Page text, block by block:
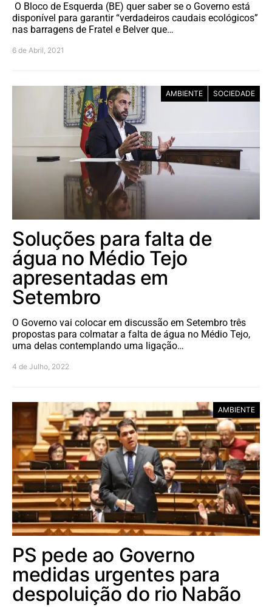
O Bloco de Esquerda (BE) quer saber se o Governo está
disponível para garantir “verdadeiros caudais ecológicos”
nas barragens de Fratel e Belver que…
6 de Abril, 2021
AMBIENTE SOCIEDADE
Soluções para falta de
água no Médio Tejo
apresentadas em
Setembro
O Governo vai colocar em discussão em Setembro três
propostas para colmatar a falta de água no Médio Tejo,
uma delas contemplando uma ligação…
4 de Julho, 2022
AMBIENTE
PS pede ao Governo
medidas urgentes para
despoluição do rio Nabão